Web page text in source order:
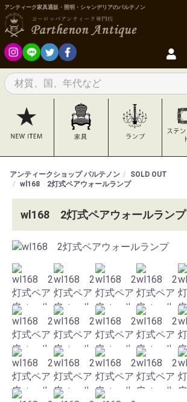
アンティーク家具通販・照明・シャンデリアのパルテノン
アンティークショップ パルテノン
SOLD OUT
wl168 2灯式ペアウォールランプ
wl168 2灯式ペアウォールランプ